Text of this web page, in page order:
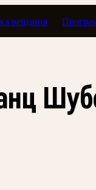
вещания
Концертмейстер.